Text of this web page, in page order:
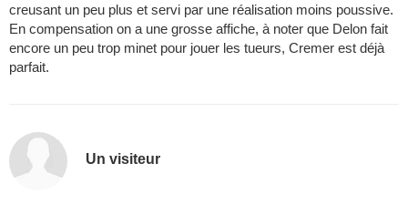
creusant un peu plus et servi par une réalisation moins poussive.
En compensation on a une grosse affiche, à noter que Delon fait
encore un peu trop minet pour jouer les tueurs, Cremer est déjà
parfait.
Un visiteur